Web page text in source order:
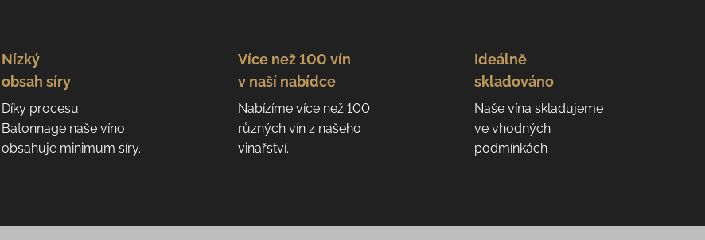
Nízký
obsah síry
Díky procesu
Batonnage naše víno
obsahuje minimum síry.
Více než 100 vín
v naší nabídce
Nabízíme více než 100
různých vín z našeho
vinařství.
Ideálně
skladováno
Naše vína skladujeme
ve vhodných
podmínkách